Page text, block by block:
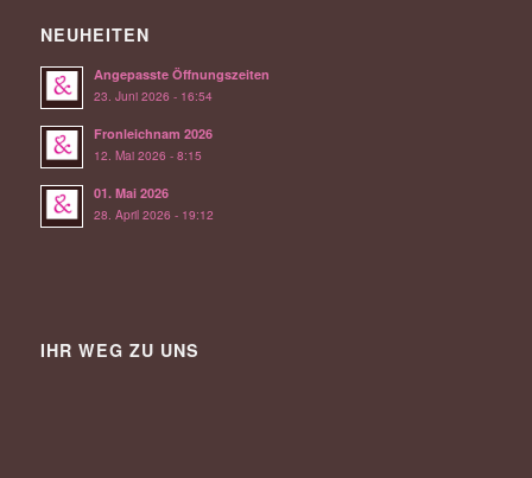
NEUHEITEN
Angepasste Öffnungszeiten
23. Juni 2026 - 16:54
Fronleichnam 2026
12. Mai 2026 - 8:15
01. Mai 2026
28. April 2026 - 19:12
IHR WEG ZU UNS